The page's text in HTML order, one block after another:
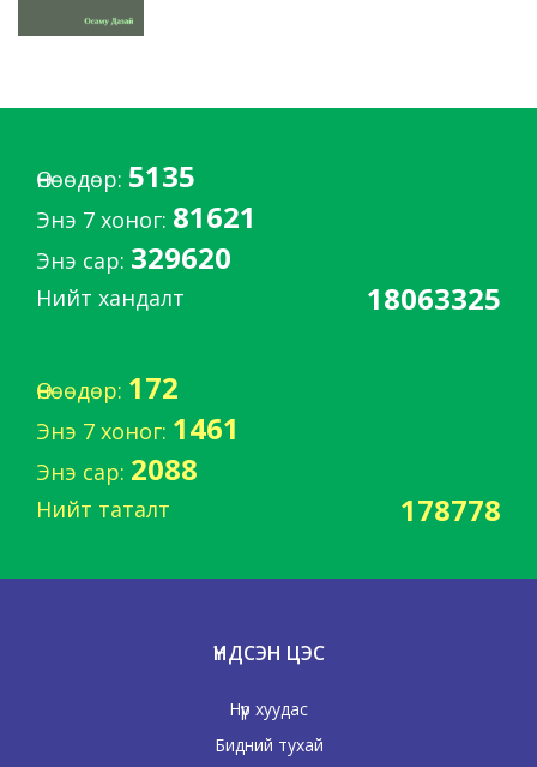
Өнөөдөр: 5135
Энэ 7 хоног: 81621
Энэ сар: 329620
Нийт хандалт 18063325
Өнөөдөр: 172
Энэ 7 хоног: 1461
Энэ сар: 2088
Нийт таталт 178778
ҮНДСЭН ЦЭС
Нүүр хуудас
Бидний тухай